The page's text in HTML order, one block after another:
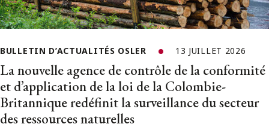
BULLETIN D’ACTUALITÉS OSLER 13 JUILLET 2026
La nouvelle agence de contrôle de la conformité
et d’application de la loi de la Colombie-
Britannique redéfinit la surveillance du secteur
des ressources naturelles